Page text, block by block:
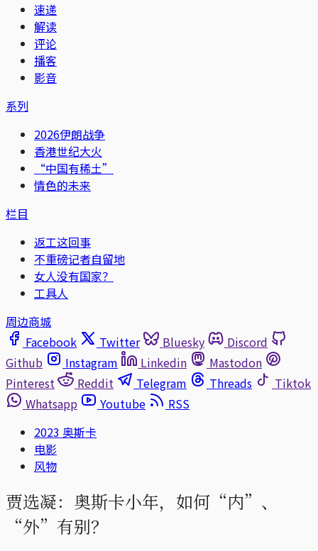
速递
解读
评论
播客
影音
系列
2026伊朗战争
香港世纪大火
“中国有稀土”
情色的未来
栏目
返工这回事
不重磅记者自留地
女人没有国家？
工具人
周边商城
Facebook
Twitter Bluesky
Discord
Github
Instagram Linkedin
Mastodon
Pinterest
Reddit Telegram Threads
Tiktok
Whatsapp
Youtube
RSS
2023 奥斯卡
电影
风物
贾选凝：奥斯卡小年，如何“内”、
“外”有别？